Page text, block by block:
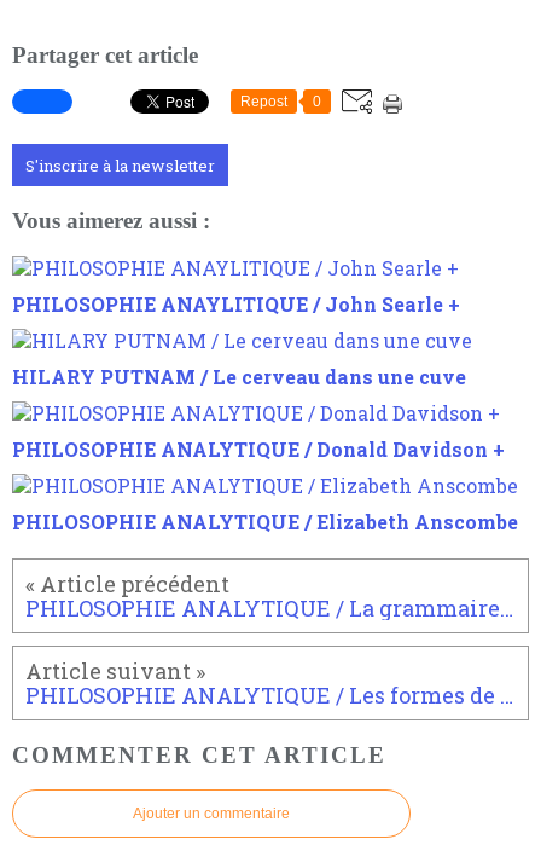
Partager cet article
Repost 0
S'inscrire à la newsletter
Vous aimerez aussi :
PHILOSOPHIE ANAYLITIQUE / John Searle +
HILARY PUTNAM / Le cerveau dans une cuve
PHILOSOPHIE ANALYTIQUE / Donald Davidson +
PHILOSOPHIE ANALYTIQUE / Elizabeth Anscombe
PHILOSOPHIE ANALYTIQUE / La grammaire philosophique
PHILOSOPHIE ANALYTIQUE / Les formes de vie
COMMENTER CET ARTICLE
Ajouter un commentaire